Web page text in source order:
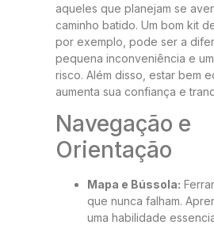
aqueles que planejam se
caminho batido. Um bom kit
por exemplo, pode ser a
pequena inconveniência e
risco. Além disso, estar bem
aumenta sua confiança e
Navegação e
Orientação
Mapa e Bússola:
que nunca falham.
uma habilidade